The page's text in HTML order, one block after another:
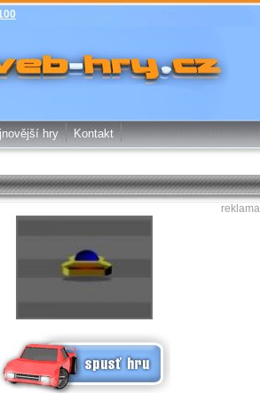
hry - zdarma online
- online hry zdarma
hry Kontakt
Spusť online hru zdarma
reklama